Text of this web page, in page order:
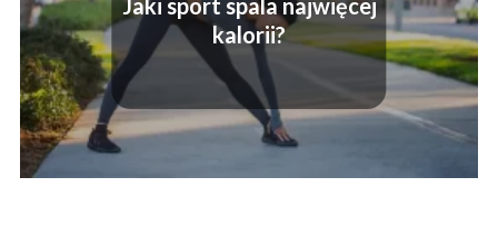
Jaki sport spala najwięcej
kalorii?